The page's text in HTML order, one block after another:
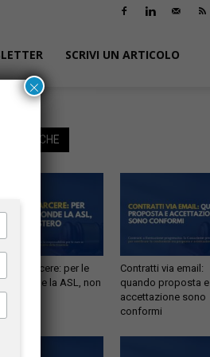
SCRIVI UN ARTICOLO
ANCHE
in carcere: per le
risponde la ASL, non
Contratti via email:
quando proposta e
accettazione sono
conformi
×